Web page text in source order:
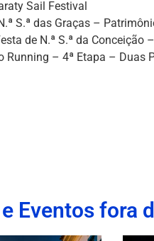
Sail Festival
S.ª das Graças –
de N.ª S.ª da Conceição
Running – 4ª Etapa – Duas
Eventos fora